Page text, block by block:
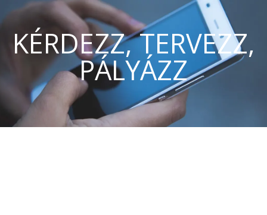
KÉRDEZZ, TERVEZZ,
PÁLYÁZZ